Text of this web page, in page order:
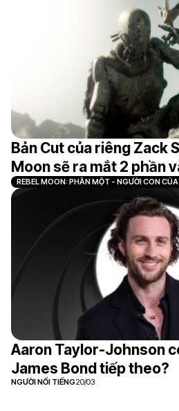
Bản Cut của riêng Zack
Moon sẽ ra mắt 2 phần
REBEL MOON: PHẦN MỘT - NGƯỜI CON
Aaron Taylor-Johnson
James Bond tiếp theo?
NGƯỜI NỔI TIẾNG20/03